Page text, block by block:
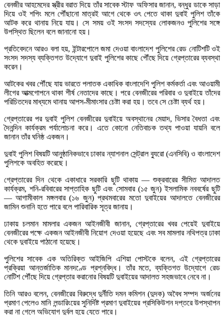
বেনজীর আহমেদের স্ত্রীর বরাত দিয়ে তাঁর সাবেক স্টাফ অফিসার জানান, বন্ধুর ডাকে সাড়া
দিয়ে ওই শপিং মলে পৌঁছানো মাত্রই আগে থেকে ওৎ পেতে থাকা দুবাই পুলিশ তাঁকে
আটক করে থানায় নিয়ে যায়। সে সময় ওই সংসদ সদস্যের লোকজনও পুলিশের সঙ্গে
উপস্থিত ছিলেন বলে জানানো হয়।
প্রতিবেদনে আরও বলা হয়, ইন্টারপোলে জমা দেওয়া বাংলাদেশ পুলিশের রেড নোটিশটি ওই
সংসদ সদস্য ব্যক্তিগত উদ্যোগে দুবাই পুলিশের কাছে পৌঁছে দিয়ে গ্রেপ্তারের ব্যবস্থা
করেন।
আটকের খবর পৌঁছে যায় ভারতে পলাতক একাধিক বাংলাদেশি পুলিশ কর্মকর্তা এবং আওয়ামী
লীগের আত্মগোপনে থাকা শীর্ষ নেতাদের কাছে। পরে বেনজীরের পরিবার ও দুবাইয়ে তাঁদের
পরিচিতদের মাধ্যমে থানায় আপস-মীমাংসার চেষ্টা করা হয়। তবে সে চেষ্টা ব্যর্থ হয়।
গ্রেপ্তারের পর দুবাই পুলিশ বেনজীরের দুবাইয়ে অবস্থানের মেয়াদ, ভিসার বৈধতা এবং
দৈনন্দিন কার্যক্রম পর্যালোচনা করে। এতে কোনো নেতিবাচক তথ্য পাওয়া যায়নি বলে
জানান তাঁর ঘনিষ্ঠ একজন।
দুবাই পুলিশ বিষয়টি আনুষ্ঠানিকভাবে ঢাকার ন্যাশনাল সেন্ট্রাল ব্যুরো (এনসিবি) ও বাংলাদেশ
পুলিশকে অবহিত করেছে।
গ্রেপ্তারের দিন থেকে একাধারে সরকারি ছুটি থাকায় — শুক্রবারের সীমিত আদালত
কার্যক্রম, শনি-রবিবারের সাপ্তাহিক ছুটি এবং সোমবার (১৫ জুন) ইসলামিক নববর্ষের ছুটি
— আগামীকাল মঙ্গলবার (১৬ জুন) প্রথমবারের মতো দুবাইয়ের আদালতে বেনজীরের
জামিন শুনানি হতে পারে বলে পারিবারিক সূত্র জানায়।
ঢাকায় চলমান মামলার একজন আইনজীবী জানান, গ্রেপ্তারের খবর পেয়েই দুবাইয়ে
বেনজীরের পক্ষে একজন আইনজীবী নিয়োগ দেওয়া হয়েছে এবং সব মামলার নথিপত্র ঢাকা
থেকে দুবাইয়ে পাঠানো হয়েছে।
পুলিশের সাবেক এক অতিরিক্ত আইজিপি এশিয়া পোস্টকে বলেন, এই গ্রেপ্তারের
প্রক্রিয়া আন্তর্জাতিক মানদণ্ডে প্রশ্নবিদ্ধ। তাঁর মতে, ব্যক্তিগত উদ্যোগে রেড
নোটিশ পৌঁছে দিয়ে গ্রেপ্তার করানোর বিষয়টি দুবাইয়ের আদালত সহজভাবে নেবে না।
তিনি আরও বলেন, বেনজীরের বিরুদ্ধে দুর্নীতি দমন কমিশন (দুদক) অবৈধ সম্পদ অর্জনের
প্রমাণ পেলেও মানি লন্ডারিংয়ের সুনির্দিষ্ট প্রমাণ দুবাইয়ের প্রসিকিউশন দপ্তরে উপস্থাপন
করা না গেলে অভিযোগ দুর্বল হয়ে যেতে পারে।